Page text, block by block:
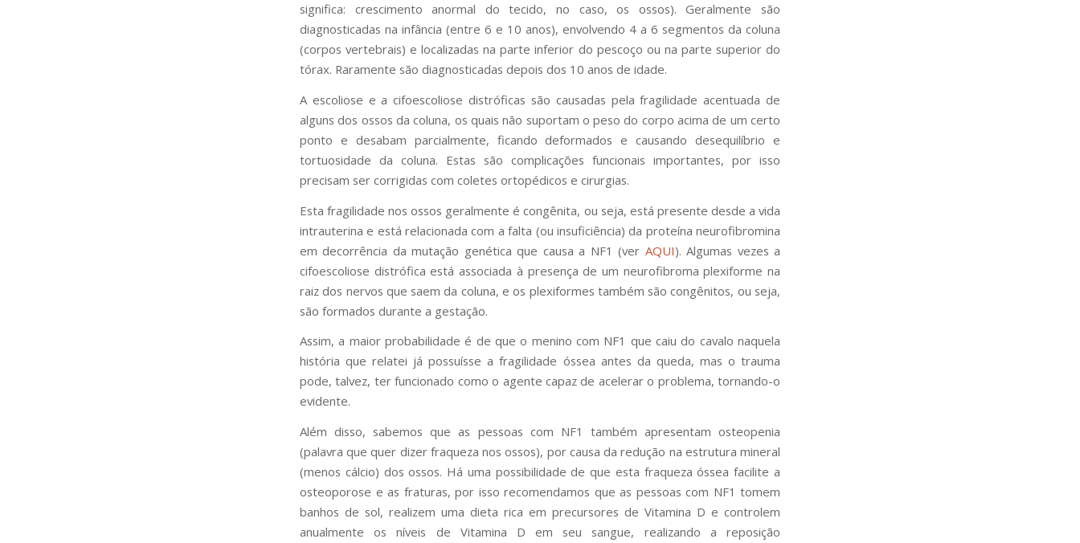
significa: crescimento anormal do tecido, no caso, os ossos). Geralmente são
diagnosticadas na infância (entre 6 e 10 anos), envolvendo 4 a 6 segmentos da coluna
(corpos vertebrais) e localizadas na parte inferior do pescoço ou na parte superior do
tórax. Raramente são diagnosticadas depois dos 10 anos de idade.
A escoliose e a cifoescoliose distróficas são causadas pela fragilidade acentuada de
alguns dos ossos da coluna, os quais não suportam o peso do corpo acima de um certo
ponto e desabam parcialmente, ficando deformados e causando desequilíbrio e
tortuosidade da coluna. Estas são complicações funcionais importantes, por isso
precisam ser corrigidas com coletes ortopédicos e cirurgias.
Esta fragilidade nos ossos geralmente é congênita, ou seja, está presente desde a vida
intrauterina e está relacionada com a falta (ou insuficiência) da proteína neurofibromina
em decorrência da mutação genética que causa a NF1 (ver AQUI). Algumas vezes a
cifoescoliose distrófica está associada à presença de um neurofibroma plexiforme na
raiz dos nervos que saem da coluna, e os plexiformes também são congênitos, ou seja,
são formados durante a gestação.
Assim, a maior probabilidade é de que o menino com NF1 que caiu do cavalo naquela
história que relatei já possuísse a fragilidade óssea antes da queda, mas o trauma
pode, talvez, ter funcionado como o agente capaz de acelerar o problema, tornando-o
evidente.
Além disso, sabemos que as pessoas com NF1 também apresentam osteopenia
(palavra que quer dizer fraqueza nos ossos), por causa da redução na estrutura mineral
(menos cálcio) dos ossos. Há uma possibilidade de que esta fraqueza óssea facilite a
osteoporose e as fraturas, por isso recomendamos que as pessoas com NF1 tomem
banhos de sol, realizem uma dieta rica em precursores de Vitamina D e controlem
anualmente os níveis de Vitamina D em seu sangue, realizando a reposição